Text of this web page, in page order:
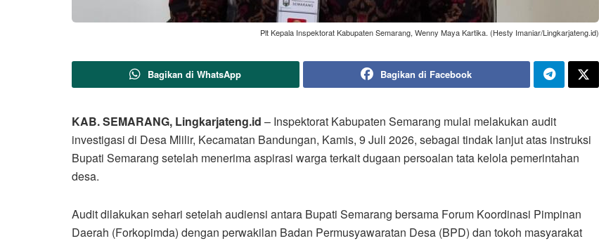
Plt Kepala Inspektorat Kabupaten Semarang, Wenny Maya Kartika. (Hesty Imaniar/Lingkarjateng.id)
Bagikan di WhatsApp Bagikan di Facebook
KAB. SEMARANG, Lingkarjateng.id – Inspektorat Kabupaten Semarang mulai melakukan audit
investigasi di Desa Mlilir, Kecamatan Bandungan, Kamis, 9 Juli 2026, sebagai tindak lanjut atas instruksi
Bupati Semarang setelah menerima aspirasi warga terkait dugaan persoalan tata kelola pemerintahan
desa.
Audit dilakukan sehari setelah audiensi antara Bupati Semarang bersama Forum Koordinasi Pimpinan
Daerah (Forkopimda) dengan perwakilan Badan Permusyawaratan Desa (BPD) dan tokoh masyarakat